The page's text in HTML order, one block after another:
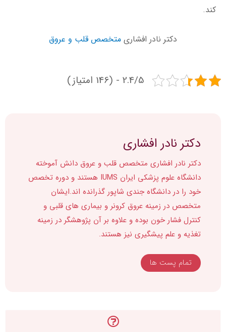
دکتر نادر افشاری متخصص قلب و عروق دانش آموخته
دانشگاه علوم پزشکی ایران IUMS هستند و دوره تخصص
تغذیه و علم پیشگیری نیز هستند.
تمام پست ها